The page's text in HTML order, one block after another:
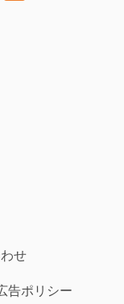
せ
告ポリシー